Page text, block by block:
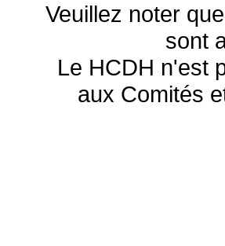
Veuillez noter
sont
Le HCDH n'est
aux Comités